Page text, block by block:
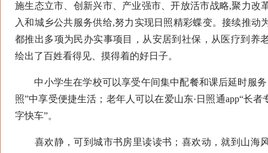
施生态立市、创新兴市、产业强市、开放活市战略,聚力改
入和城乡公共服务供给,努力实现日照精彩蝶变。接续推动
都推出多项为民办实事项目，从安居到社保，从医疗到养
绘出了百姓看得见、摸得着的好日子。
中小学生在学校可以享受午间集中配餐和课后延时服务
照”中享受便捷生活；老年人可以在爱山东·日照通app“长者
字快车”。
喜欢静，可到城市书房里读读书；喜欢动，就到山海